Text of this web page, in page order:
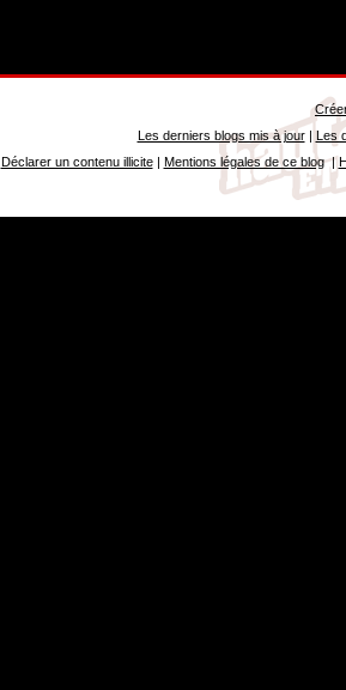
Les derniers blogs mis à jour| Les
Déclarer un contenu illicite| Mentions légales de ce blog|